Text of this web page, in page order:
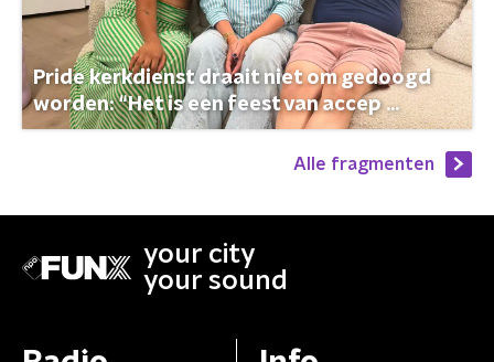
Pride kerkdienst draait niet om gedoogd
worden: “Het is een feest van accep ...
Alle fragmenten
your city
your sound